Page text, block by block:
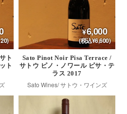
ト
ト
6,000
(税込¥6,600)
Sato Pinot Noir Pisa Terrace /
サトウ ピノ・ノワール ピサ・テ
ラス 2017
Sato Wines/ サトウ・ワインズ